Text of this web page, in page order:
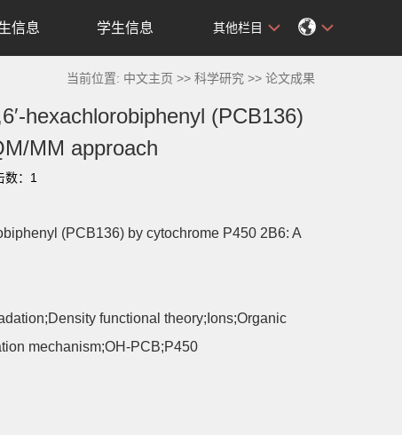
信息 学生信息 其他栏目
当前位置: 中文主页 >>科学研究 >>论文成果
hexachlorobiphenyl (PCB136)
MM approach
： 1
(PCB136) by cytochrome P450 2B6: A
functional theory;Ions;Organic
mechanism;OH-PCB;P450